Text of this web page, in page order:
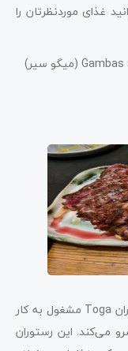
غذای موردنظرتان را
در نزدیکی منطقه هنری آتوچای مادرید، رستوران Toga مشغول به کار
می‌کند. این رستوران